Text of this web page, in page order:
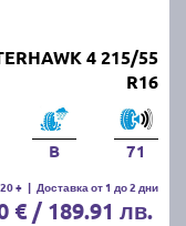
4 215/55
R16
B 71
+ | Доставка от 1 до 2 дни
€ / 189.91 лв.